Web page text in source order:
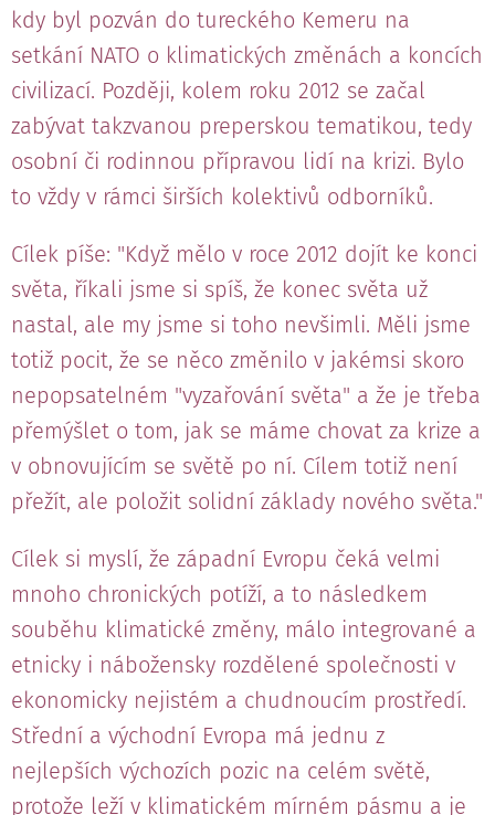
kdy byl pozván do tureckého Kemeru na
setkání NATO o klimatických změnách a koncích
civilizací. Později, kolem roku 2012 se začal
zabývat takzvanou preperskou tematikou, tedy
osobní či rodinnou přípravou lidí na krizi. Bylo
to vždy v rámci širších kolektivů odborníků.
Cílek píše: "Když mělo v roce 2012 dojít ke konci
světa, říkali jsme si spíš, že konec světa už
nastal, ale my jsme si toho nevšimli. Měli jsme
totiž pocit, že se něco změnilo v jakémsi skoro
nepopsatelném "vyzařování světa" a že je třeba
přemýšlet o tom, jak se máme chovat za krize a
v obnovujícím se světě po ní. Cílem totiž není
přežít, ale položit solidní základy nového světa."
Cílek si myslí, že západní Evropu čeká velmi
mnoho chronických potíží, a to následkem
souběhu klimatické změny, málo integrované a
etnicky i nábožensky rozdělené společnosti v
ekonomicky nejistém a chudnoucím prostředí.
Střední a východní Evropa má jednu z
nejlepších výchozích pozic na celém světě,
protože leží v klimatickém mírném pásmu a je